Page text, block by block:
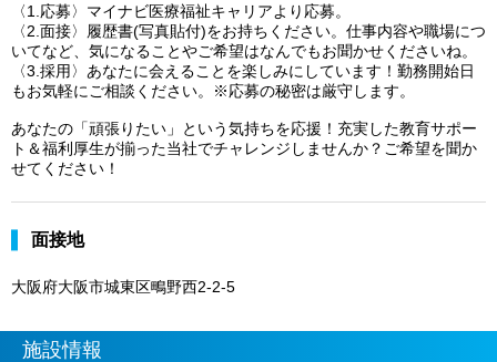
〈1.応募〉マイナビ医療福祉キャリアより応募。
〈2.面接〉履歴書(写真貼付)をお持ちください。仕事内容や職場につ
いてなど、気になることやご希望はなんでもお聞かせくださいね。
〈3.採用〉あなたに会えることを楽しみにしています！勤務開始日
もお気軽にご相談ください。※応募の秘密は厳守します。
あなたの「頑張りたい」という気持ちを応援！充実した教育サポー
ト＆福利厚生が揃った当社でチャレンジしませんか？ご希望を聞か
せてください！
面接地
大阪府大阪市城東区鴫野西2-2-5
施設情報